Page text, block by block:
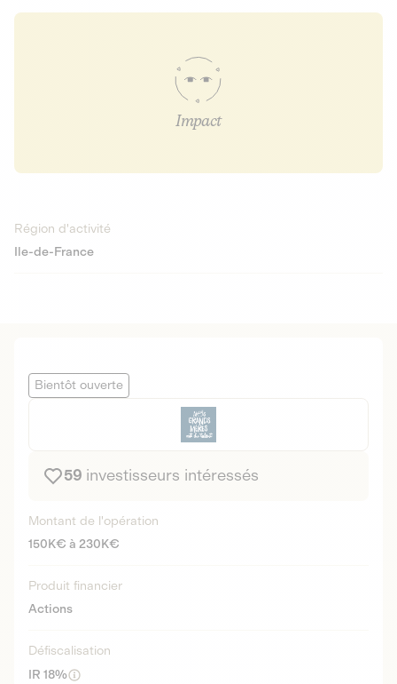
Impact
Région d'activité
Ile-de-France
Bientôt ouverte
59 investisseurs intéressés
Montant de l'opération
150K€ à 230K€
Produit financier
Actions
Défiscalisation
IR 18%